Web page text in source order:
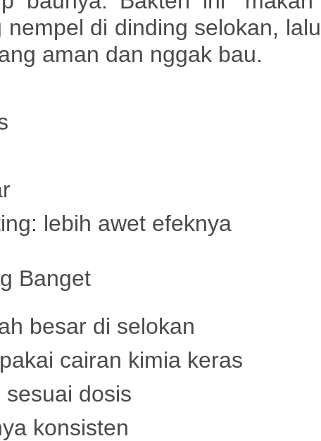
di dinding selokan, lalu
aman dan nggak bau.
lebih awet efeknya
Banget
besar di selokan
cairan kimia keras
dosis
konsisten